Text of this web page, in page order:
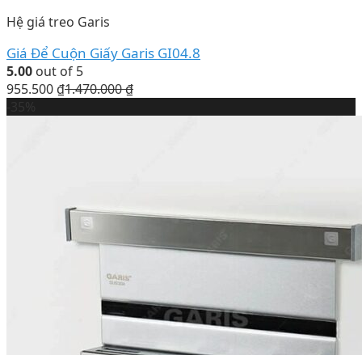
Hệ giá treo Garis
Giá Để Cuộn Giấy Garis GI04.8
5.00 out of 5
955.500 ₫1.470.000₫